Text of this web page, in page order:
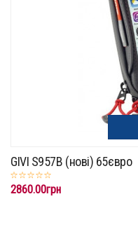
GIVI S957B (нові) 65євро
2860.00грн